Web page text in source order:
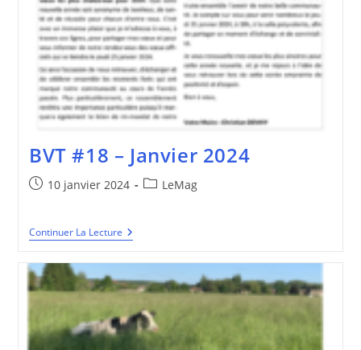
BVT #18 – Janvier 2024
Publication
10 janvier 2024
PostLeMag
Continuer La LectureBVT
#18
2024